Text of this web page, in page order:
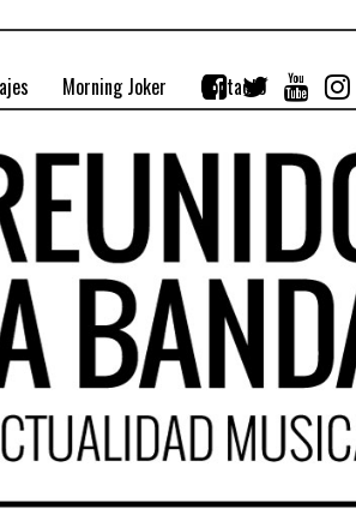
Morning Joker Contacto